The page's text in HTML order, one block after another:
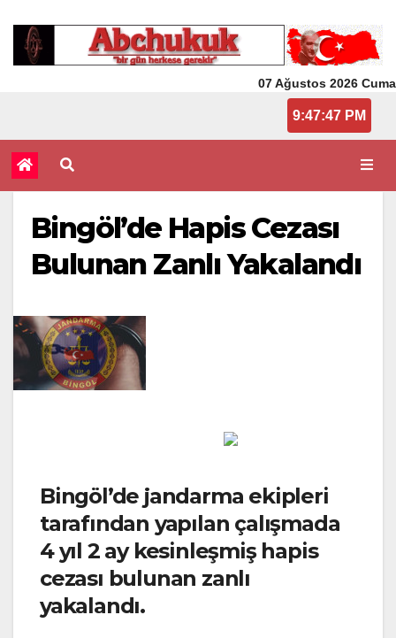
07 Ağustos 2026 Cuma
9:47:47 PM
Bingöl’de Hapis Cezası
Bulunan Zanlı Yakalandı
Bingöl’de jandarma ekipleri
tarafından yapılan çalışmada
4 yıl 2 ay kesinleşmiş hapis
cezası bulunan zanlı
yakalandı.